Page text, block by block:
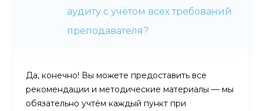
аудиту с учётом всех требований
преподавателя?
Да, конечно! Вы можете предоставить все
рекомендации и методические материалы — мы
обязательно учтём каждый пункт при